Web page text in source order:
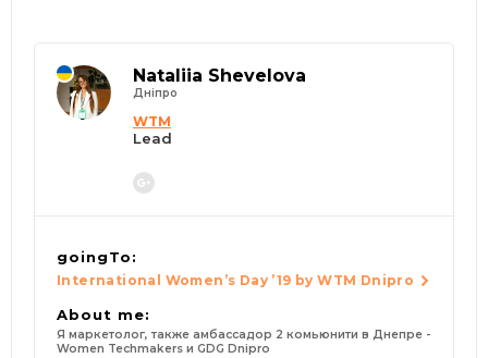
Nataliia Shevelova
Дніпро
WTM
Lead
goingTo:
International Women’s Day ’19 by WTM Dnipro
About me:
Я маркетолог, также амбассадор 2 комьюнити в Днепре -
Women Techmakers и GDG Dnipro